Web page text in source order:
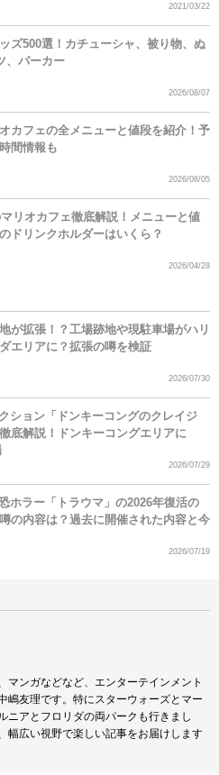
2021/03/22
ズ500選！カチューシャ、被り物、ぬ
、パーカー
2026/08/07
カフェの全メニューと値段を紹介！予
間情報も
2026/08/05
マリオカフェ徹底解説！メニューと値
ドリンクホルダーはいくら？
2026/04/28
が拡張！？工場跡地や現駐車場がハリ
エリアに？拡張の噂を検証
2026/07/30
ション「ドンキーコングのクレイジ
底解説！ドンキーコングエリアに
2026/07/29
ホラー「トラウマ」の2026年復活の
の内容は？過去に開催された内容と今
2026/07/19
マンガなどなど、エンターテインメント
嶋友理です。特にスターウォーズとマー
ニアとフロリダの両パークも行きまし
幅広い視野で楽しい記事をお届けします